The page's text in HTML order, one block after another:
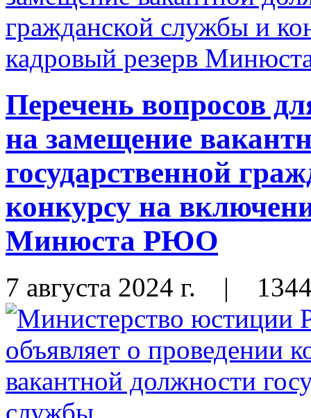
Перечень вопросов
на замещение
государственной
конкурсу на
Минюста РЮО
7 августа 2024 г. |